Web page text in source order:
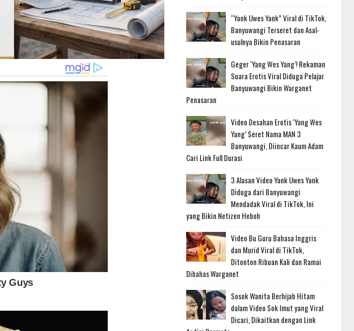
“Yank Uwes Yank” Viral di TikTok,
Banyuwangi Terseret dan Asal-
usulnya Bikin Penasaran
Geger ‘Yang Wes Yang’! Rekaman
Suara Erotis Viral Diduga Pelajar
Banyuwangi Bikin Warganet
Penasaran
Video Desahan Erotis ‘Yang Wes
Yang’ Seret Nama MAN 3
Banyuwangi, Diincar Kaum Adam
Cari Link Full Durasi
3 Alasan Video Yank Uwes Yank
Diduga dari Banyuwangi
Mendadak Viral di TikTok, Ini
yang Bikin Netizen Heboh
Video Bu Guru Bahasa Inggris
dan Murid Viral di TikTok,
Ditonton Ribuan Kali dan Ramai
Dibahas Warganet
Sosok Wanita Berhijab Hitam
dalam Video Sok Imut yang Viral
Dicari, Dikaitkan dengan Link